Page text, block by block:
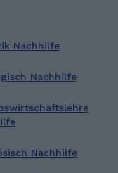
Nachhilfe
Nachhilfe
Nachhilfe